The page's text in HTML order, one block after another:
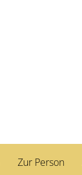
Zur Person